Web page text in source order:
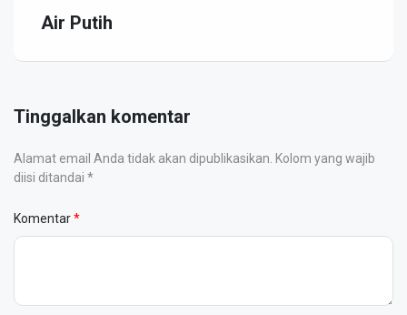
Air Putih
Tinggalkan komentar
Alamat email Anda tidak akan dipublikasikan. Kolom yang wajib
diisi ditandai *
Komentar